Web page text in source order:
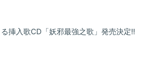
挿入歌CD「妖邪最強之歌」発売決定!!